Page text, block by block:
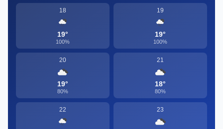
18
19°
100%
19
19°
100%
20
19°
80%
21
18°
80%
22 23